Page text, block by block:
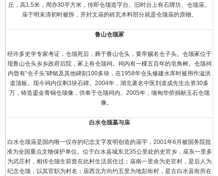
丘，高1.5米，周亦30平方米，传即仓颉造字台。旧时台上有石牌坊、仓颉庙。
庙于明末清初时被拆，开封文庙的砖瓦木料部分就是仓颉庙的原物。
鲁山仓颉冢
经许多史学专家考证，仓颉死后，葬于鲁山仓头，黄帝赐名仓子头。仓颉冢位于
现鲁山仓头乡乡政府后院，冢上有仓颉祠。祠内有一棵五百年的皂角树。仓颉祠
内曾有“仓子头”碑铭及其他碑刻100多块，在1958年仓头修建水库时被用作溢洪
道顶板。现今祠内仅剩3块石碑。2004年，湖北著名中医刘道成先生出资30多
万，铸造鎏金青铜仓颉像，供奉于仓颉祠内。2005年，缅甸华侨捐献玉石仓颉
像。
白水仓颉墓与庙
白水仓颉庙是国内唯一仅存的纪念文字发明创造的庙宇，2001年6月被国务院批
准为全国重点文物保护单位。位于白水县城东北35公里处的史官乡，庙东一里多
为武庄村，相传仓颉生前曾在此村生活居住过；庙南一里余为史官村，是后人为
纪念仓颉，以其官职为村名；庙西北方向约五里为地彭衙村，是古白水县衙所在